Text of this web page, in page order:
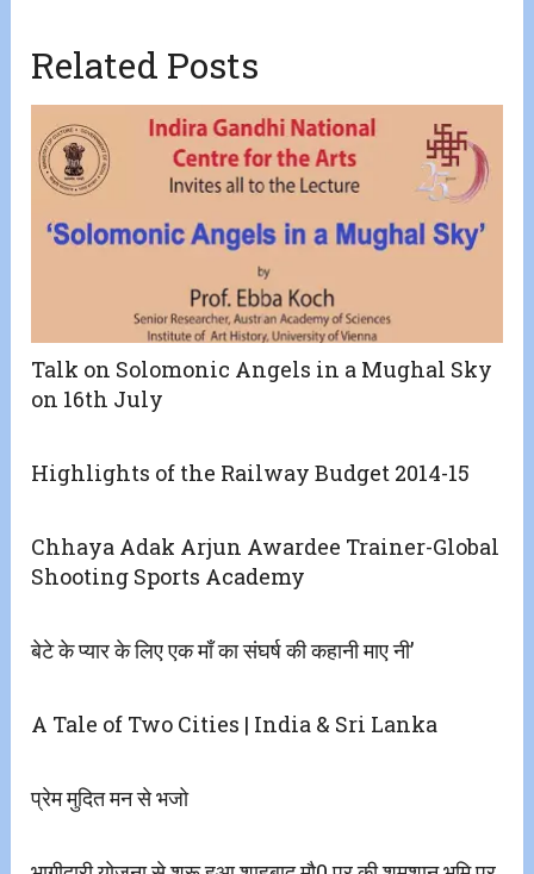
Related Posts
Talk on Solomonic Angels in a Mughal Sky
on 16th July
Highlights of the Railway Budget 2014-15
Chhaya Adak Arjun Awardee Trainer-Global
Shooting Sports Academy
बेटे के प्यार के लिए एक माँ का संघर्ष की कहानी माए नी’
A Tale of Two Cities | India & Sri Lanka
प्रेम मुदित मन से भजो